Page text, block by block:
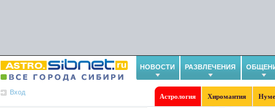
НОВОСТИ РАЗВЛЕЧЕНИЯ
Вход
Астрология Хиромантия